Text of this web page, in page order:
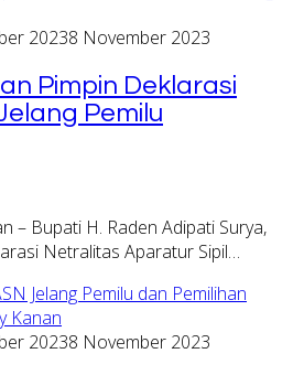
20238 November 2023
Pimpin Deklarasi
Pemilu
– Bupati H. Raden Adipati Surya,
Netralitas Aparatur Sipil…
20238 November 2023